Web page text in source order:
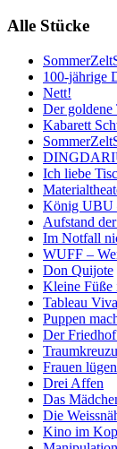
Alle Stücke
100-jährige
Nett!
Der goldene
Kabarett
Ich liebe
König UBU
Aufstand
Im Notfall
WUFF –
Don Quijote
Kleine Füße
Tableau
Puppen
Der
Frauen
Drei Affen
Das
Die
Kino im